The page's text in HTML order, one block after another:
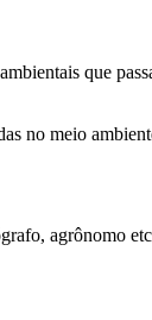
que
no meio
agrônomo